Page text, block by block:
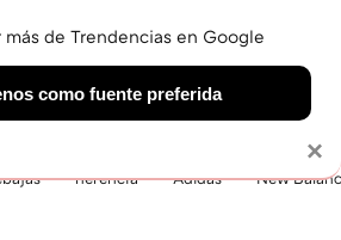
VIAJES GASTRO SNEAKERS
herencia Adidas New
×
más de Trendencias en Google
como fuente preferida